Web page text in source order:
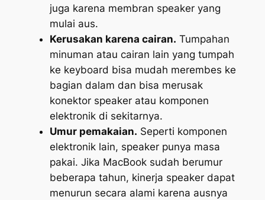
juga karena membran speaker yang
mulai aus.
Kerusakan karena cairan. Tumpahan
minuman atau cairan lain yang tumpah
ke keyboard bisa mudah merembes ke
bagian dalam dan bisa merusak
konektor speaker atau komponen
elektronik di sekitarnya.
Umur pemakaian. Seperti komponen
elektronik lain, speaker punya masa
pakai. Jika MacBook sudah berumur
beberapa tahun, kinerja speaker dapat
menurun secara alami karena ausnya